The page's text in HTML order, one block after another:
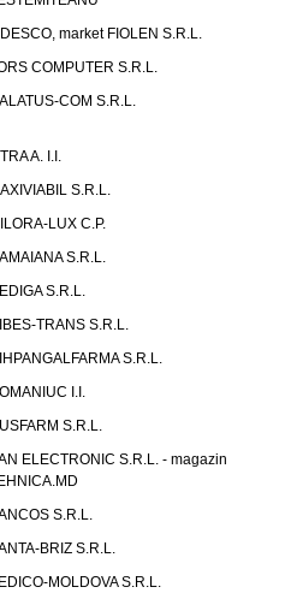
market FIOLEN S.R.L.
COMPUTER S.R.L.
COM S.R.L.
A. I.I.
S.R.L.
LUX C.P.
S.R.L.
S.R.L.
TRANS S.R.L.
S.R.L.
I.I.
S.R.L.
ELECTRONIC S.R.L. - magazin
S.R.L.
BRIZ S.R.L.
MOLDOVA S.R.L.